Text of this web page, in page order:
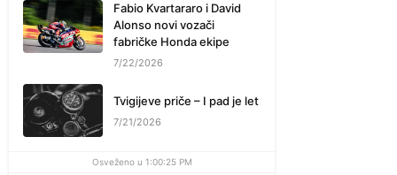
Fabio Kvartararo i David
Alonso novi vozači
fabričke Honda ekipe
7/22/2026
Tvigijeve priče – I pad je let
7/21/2026
Osveženo u 1:00:25 PM